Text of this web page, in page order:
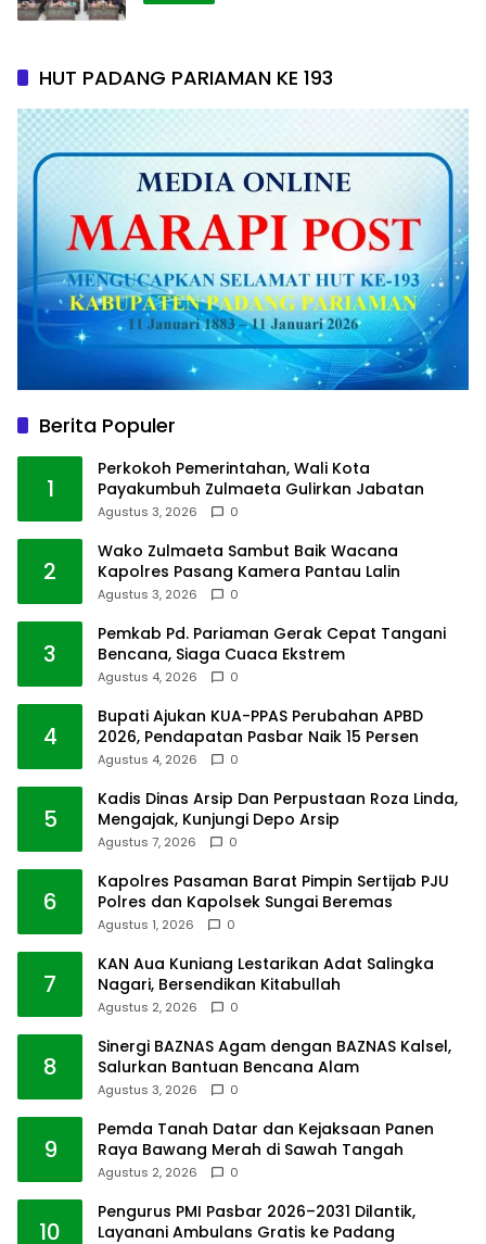
HUT PADANG PARIAMAN KE 193
Berita Populer
1
Perkokoh Pemerintahan, Wali Kota
Payakumbuh Zulmaeta Gulirkan Jabatan
Agustus 3, 2026 0
2
Wako Zulmaeta Sambut Baik Wacana
Kapolres Pasang Kamera Pantau Lalin
Agustus 3, 2026 0
3
Pemkab Pd. Pariaman Gerak Cepat Tangani
Bencana, Siaga Cuaca Ekstrem
Agustus 4, 2026 0
4
Bupati Ajukan KUA-PPAS Perubahan APBD
2026, Pendapatan Pasbar Naik 15 Persen
Agustus 4, 2026 0
5
Kadis Dinas Arsip Dan Perpustaan Roza Linda,
Mengajak, Kunjungi Depo Arsip
Agustus 7, 2026 0
6
Kapolres Pasaman Barat Pimpin Sertijab PJU
Polres dan Kapolsek Sungai Beremas
Agustus 1, 2026 0
7
KAN Aua Kuniang Lestarikan Adat Salingka
Nagari, Bersendikan Kitabullah
Agustus 2, 2026 0
8
Sinergi BAZNAS Agam dengan BAZNAS Kalsel,
Salurkan Bantuan Bencana Alam
Agustus 3, 2026 0
9
Pemda Tanah Datar dan Kejaksaan Panen
Raya Bawang Merah di Sawah Tangah
Agustus 2, 2026 0
10
Pengurus PMI Pasbar 2026–2031 Dilantik,
Layanani Ambulans Gratis ke Padang